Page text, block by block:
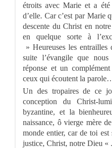
étroits avec Marie et a
d’elle. Car c’est par Marie
descente du Christ en
en quelque sorte à
» Heureuses les
suite l’évangile que
réponse et un
ceux qui écoutent la
Un des tropaires de ce
conception du Christ-
byzantine, et la
naissance, ô vierge mère
monde entier, car de toi
justice, Christ, notre Dieu « .